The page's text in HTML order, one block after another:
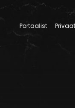
Portaalist